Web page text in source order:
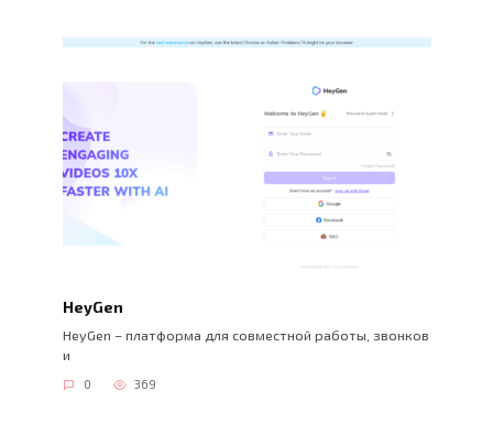
HeyGen
HeyGen – платформа для совместной работы, звонков
и
0 369